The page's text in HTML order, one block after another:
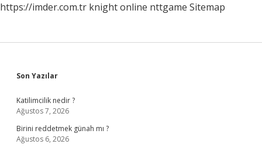
https://imder.com.tr knight online nttgame Sitemap
Sidebar
Son Yazılar
Katilimcilik nedir ?
Ağustos 7, 2026
Birini reddetmek günah mı ?
Ağustos 6, 2026